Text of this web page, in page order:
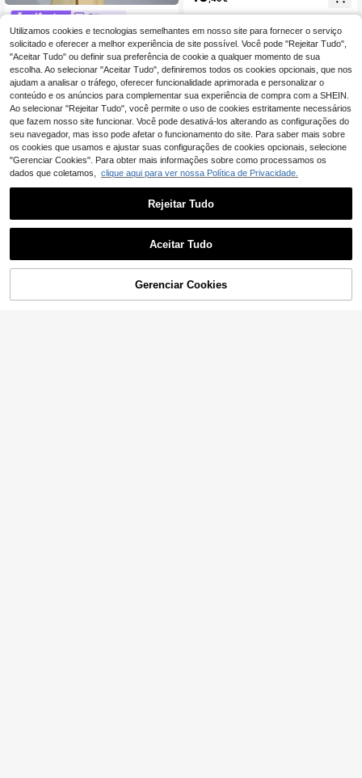
Elitara
Elitara Vestido sereia elegante e de
slumbrante em cetim amarelo claro
de luxo, com decote halter ajustáve
l, costas abertas e detalhe de laço g
rande, perfeito para casamentos, fe
stas e ocasiões formais, ideal para
madrinhas.
36 ,74€ -18% 44,99€
botões, sereia justa, fenda alta, cost
ejoulas, adequado para casamento,
dama de honra
ADICIONAR AO CARRINHO
Utilizamos cookies e tecnologias semelhantes em nosso site para fornecer o serviço
solicitado e oferecer a melhor experiência de site possível. Você pode "Rejeitar Tudo",
"Aceitar Tudo" ou definir sua preferência de cookie a qualquer momento de sua
escolha. Ao selecionar "Aceitar Tudo", definiremos todos os cookies opcionais, que nos
ajudam a analisar o tráfego, oferecer funcionalidade aprimorada e personalizar o
conteúdo e os anúncios para complementar sua experiência de compra com a SHEIN.
Ao selecionar "Rejeitar Tudo", você permite o uso de cookies estritamente necessários
que fazem nosso site funcionar. Você pode desativá-los alterando as configurações do
seu navegador, mas isso pode afetar o funcionamento do site. Para saber mais sobre
os cookies que usamos e ajustar suas configurações de cookies opcionais, selecione
"Gerenciar Cookies". Para obter mais informações sobre como processamos os
dados que coletamos, clique aqui para ver nossa Política de Privacidade.
Rejeitar Tudo
Aceitar Tudo
Gerenciar Cookies